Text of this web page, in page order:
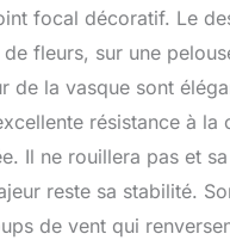
focal décoratif. Le
fleurs, sur une
la vasque sont
résistance à
Il ne rouillera pas et
reste sa stabilité.
de vent qui